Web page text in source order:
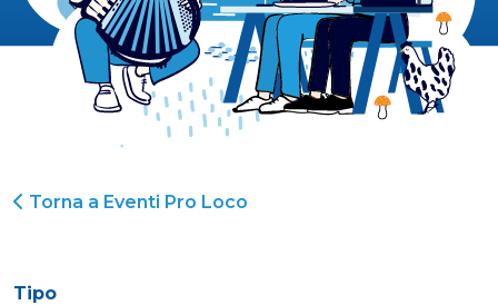
Torna a Eventi Pro Loco
Tipo